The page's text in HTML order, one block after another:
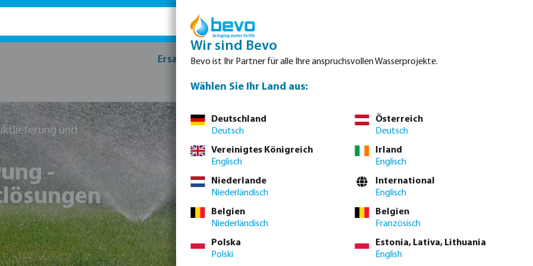
Ersatzteile Produktdatenblätter Waterpoints Service
und
-
Wir sind Bevo
Bevo ist Ihr Partner für alle Ihre anspruchsvollen Wasserprojekte.
Wählen Sie Ihr Land aus:
Deutschland
Deutsch
Österreich
Deutsch
Vereinigtes Königreich
Englisch
Irland
Englisch
Niederlande
Niederländisch
International
Englisch
Belgien
Niederländisch
Belgien
Französisch
Polska
Polski
Estonia, Lativa, Lithuania
English